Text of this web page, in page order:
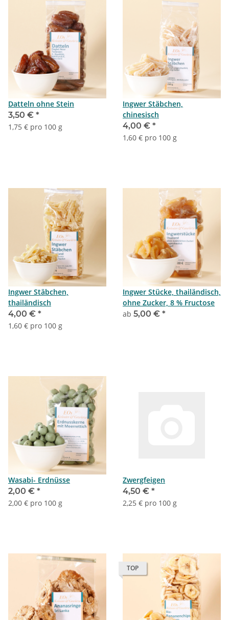
Datteln ohne Stein
3,50 € *
1,75 € pro 100 g
Ingwer Stäbchen,
chinesisch
4,00 € *
1,60 € pro 100 g
Ingwer Stäbchen,
thailändisch
4,00 € *
1,60 € pro 100 g
Ingwer Stücke, thailändisch,
ohne Zucker, 8 % Fructose
ab 5,00 € *
Wasabi- Erdnüsse
2,00 € *
2,00 € pro 100 g
Zwergfeigen
4,50 € *
2,25 € pro 100 g
TOP